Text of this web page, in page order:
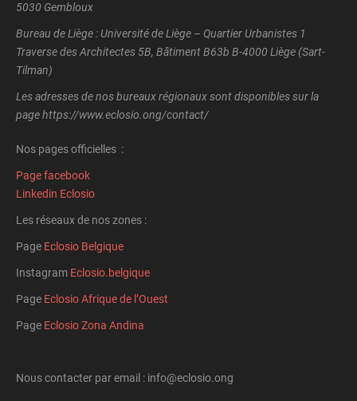
5030 Gembloux
Bureau de Liège : Université de Liège – Quartier Urbanistes 1
Traverse des Architectes 5B, Bâtiment B63b B-4000 Liège (Sart-
Tilman)
Les adresses de nos bureaux régionaux sont disponibles sur la
page https://www.eclosio.ong/contact/
Nos pages officielles :
Page facebook
Linkedin Eclosio
Les réseaux de nos zones :
Page Eclosio Belgique
Instagram Eclosio.belgique
Page Eclosio Afrique de l’Ouest
Page Eclosio Zona Andina
Nous contacter par email : info@eclosio.ong